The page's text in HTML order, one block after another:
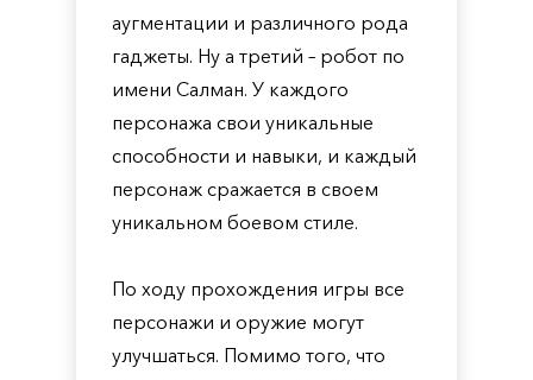
аугментации и различного рода
гаджеты. Ну а третий – робот по
имени Салман. У каждого
персонажа свои уникальные
способности и навыки, и каждый
персонаж сражается в своем
уникальном боевом стиле.
По ходу прохождения игры все
персонажи и оружие могут
улучшаться. Помимо того, что